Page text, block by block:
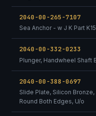
2040-00-265-7107
Sea Anchor - w J K Part
2040-00-332-0233
Plunger, Handwheel Shaft
2040-00-388-0697
Slide Plate, Silicon
Round Both Edges, U/o